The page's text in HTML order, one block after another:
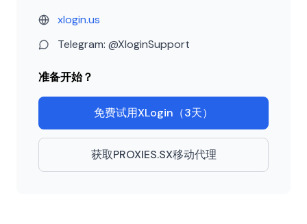
xlogin.us
Telegram: @XloginSupport
准备开始？
免费试用XLogin（3天）
获取PROXIES.SX移动代理